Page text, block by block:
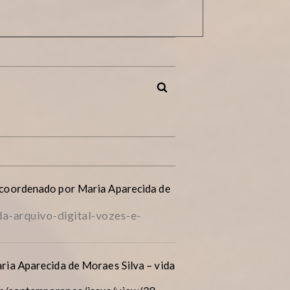
por Maria Aparecida de
arquivo-digital-vozes-e-
Aparecida de Moraes Silva – vida